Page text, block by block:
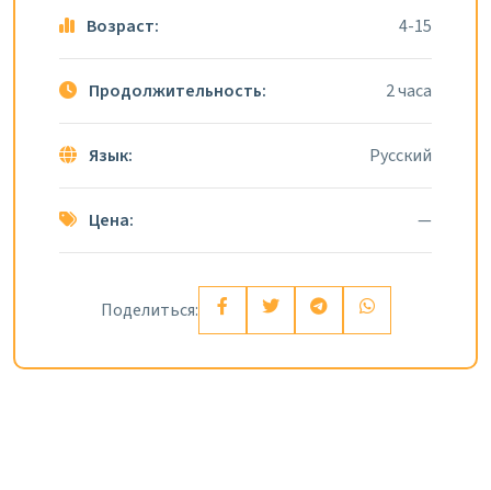
Возраст: 4-15
Продолжительность: 2 часа
Язык: Русский
Цена: —
Поделиться: